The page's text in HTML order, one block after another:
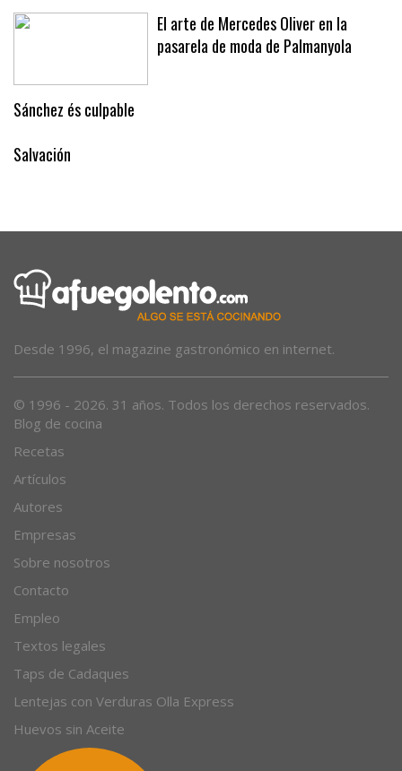
El arte de Mercedes Oliver en la
pasarela de moda de Palmanyola
Sánchez és culpable
Salvación
Desde 1996, el magazine gastronómico en internet.
© 1996 - 2026. 31 años. Todos los derechos reservados.
Blog de cocina
Recetas
Artículos
Autores
Empresas
Sobre nosotros
Contacto
Empleo
Textos legales
Taps de Cadaques
Lentejas con Verduras Olla Express
Huevos sin Aceite